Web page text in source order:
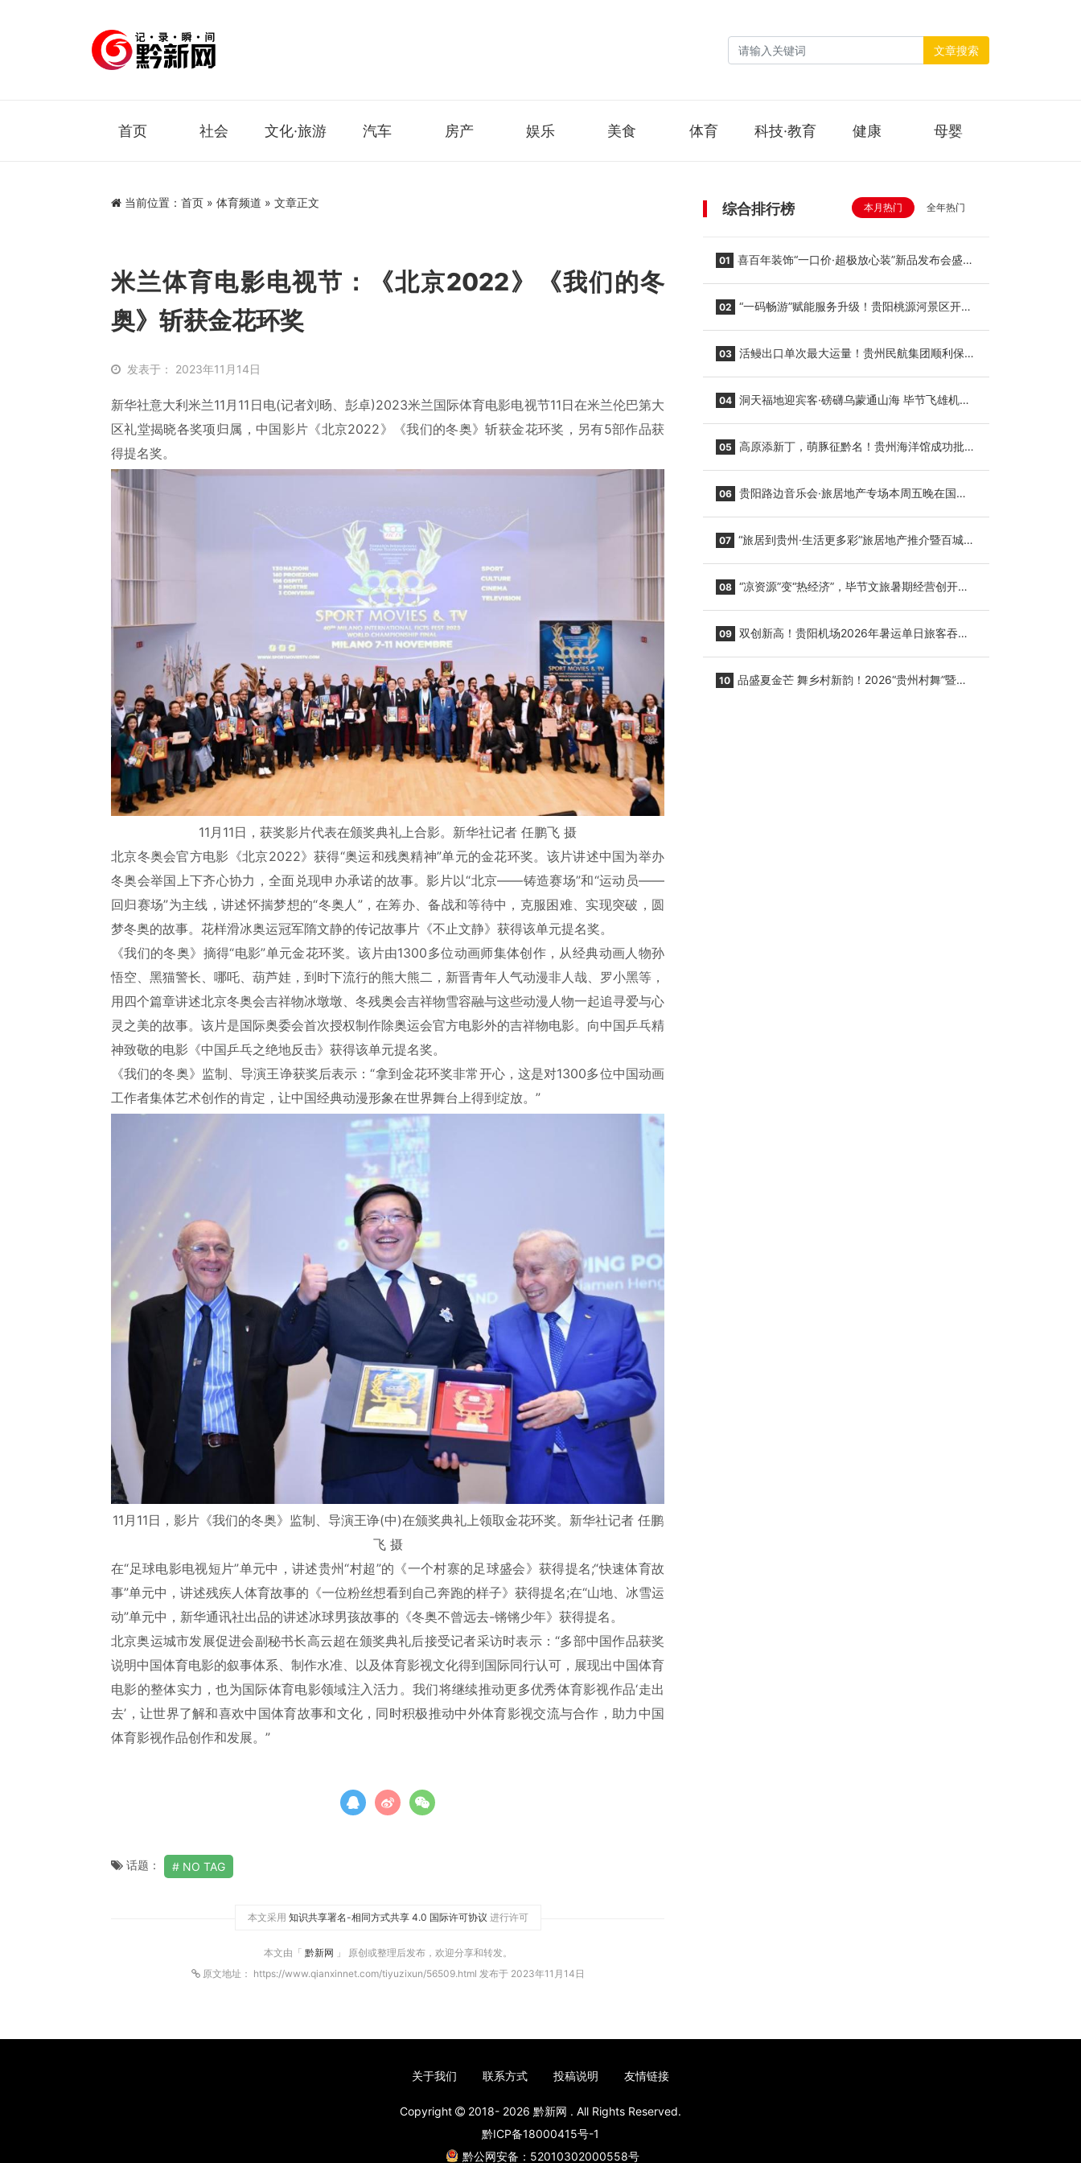
文章搜索
首页 社会 文化·旅游 汽车 房产 娱乐 美食 体育 科技·教育 健康 母婴
当前位置： 首页 » 体育频道 » 文章正文
米兰体育电影电视节：《北京2022》《我们的冬
奥》斩获金花环奖
发表于： 2023年11月14日
新华社意大利米兰11月11日电(记者刘旸、彭卓)2023米兰国际体育电影电视节11日在米兰伦巴第大
区礼堂揭晓各奖项归属，中国影片《北京2022》《我们的冬奥》斩获金花环奖，另有5部作品获
得提名奖。
11月11日，获奖影片代表在颁奖典礼上合影。新华社记者 任鹏飞 摄
北京冬奥会官方电影《北京2022》获得“奥运和残奥精神”单元的金花环奖。该片讲述中国为举办
冬奥会举国上下齐心协力，全面兑现申办承诺的故事。影片以“北京——铸造赛场”和“运动员——
回归赛场”为主线，讲述怀揣梦想的“冬奥人”，在筹办、备战和等待中，克服困难、实现突破，圆
梦冬奥的故事。花样滑冰奥运冠军隋文静的传记故事片《不止文静》获得该单元提名奖。
《我们的冬奥》摘得“电影”单元金花环奖。该片由1300多位动画师集体创作，从经典动画人物孙
悟空、黑猫警长、哪吒、葫芦娃，到时下流行的熊大熊二，新晋青年人气动漫非人哉、罗小黑等，
用四个篇章讲述北京冬奥会吉祥物冰墩墩、冬残奥会吉祥物雪容融与这些动漫人物一起追寻爱与心
灵之美的故事。该片是国际奥委会首次授权制作除奥运会官方电影外的吉祥物电影。向中国乒乓精
神致敬的电影《中国乒乓之绝地反击》获得该单元提名奖。
《我们的冬奥》监制、导演王诤获奖后表示：“拿到金花环奖非常开心，这是对1300多位中国动画
工作者集体艺术创作的肯定，让中国经典动漫形象在世界舞台上得到绽放。”
11月11日，影片《我们的冬奥》监制、导演王诤(中)在颁奖典礼上领取金花环奖。新华社记者 任鹏
飞 摄
在“足球电影电视短片”单元中，讲述贵州“村超”的《一个村寨的足球盛会》获得提名;“快速体育故
事”单元中，讲述残疾人体育故事的《一位粉丝想看到自己奔跑的样子》获得提名;在“山地、冰雪运
动”单元中，新华通讯社出品的讲述冰球男孩故事的《冬奥不曾远去-锵锵少年》获得提名。
北京奥运城市发展促进会副秘书长高云超在颁奖典礼后接受记者采访时表示：“多部中国作品获奖
说明中国体育电影的叙事体系、制作水准、以及体育影视文化得到国际同行认可，展现出中国体育
电影的整体实力，也为国际体育电影领域注入活力。我们将继续推动更多优秀体育影视作品‘走出
去’，让世界了解和喜欢中国体育故事和文化，同时积极推动中外体育影视交流与合作，助力中国
体育影视作品创作和发展。”
话题： NO TAG
本文采用 知识共享署名-相同方式共享 4.0 国际许可协议 进行许可
本文由「 黔新网 」 原创或整理后发布，欢迎分享和转发。
原文地址： https://www.qianxinnet.com/tiyuzixun/56509.html 发布于 2023年11月14日
综合排行榜 本月热门 全年热门
01 喜百年装饰“一口价·超极放心装”新品发布会盛大
02 “一码畅游”赋能服务升级！贵阳桃源河景区开
03 活鳗出口单次最大运量！贵州民航集团顺利保障
04 洞天福地迎宾客·磅礴乌蒙通山海 毕节飞雄机场
05 高原添新丁，萌豚征黔名！贵州海洋馆成功批量
06 贵阳路边音乐会·旅居地产专场本周五晚在国际
07 “旅居到贵州·生活更多彩”旅居地产推介暨百城千
08 “凉资源”变“热经济”，毕节文旅暑期经营创开门
09 双创新高！贵阳机场2026年暑运单日旅客吞吐
10 品盛夏金芒 舞乡村新韵！2026“贵州村舞”暨望
关于我们 联系方式 投稿说明 友情链接
Copyright 2018- 2026 黔新网 . All Rights Reserved.
黔ICP备18000415号-1
黔公网安备：52010302000558号